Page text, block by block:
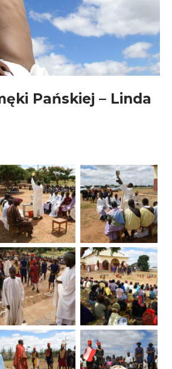
Pańskiej – Linda